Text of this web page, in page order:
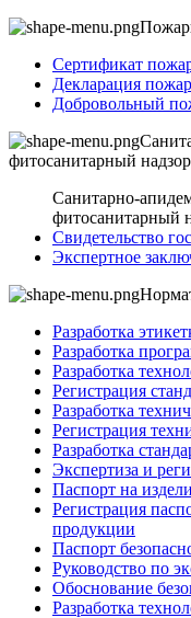
Сертификат
Декларация
Добровольный
фитосанитарный надзор
Санитарно-
фитосанитарный
Свидетельство
Экспертное
Разработка
Разработка
Разработка
Регистрация
Разработка
Регистрация
Разработка
Экспертиза и
Паспорт на
Регистрация
продукции
Паспорт
Руководство по
Обоснование
Разработка